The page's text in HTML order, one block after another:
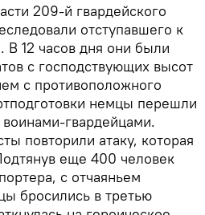
209-й гвардейского
отступавшего к
В 12 часов дня они были
с господствующих высот
с противоположного
немцы перешли
воинами-гвардейцами.
повторили атаку, которая
еще 400 человек
с отчаяньем
бросились в третью